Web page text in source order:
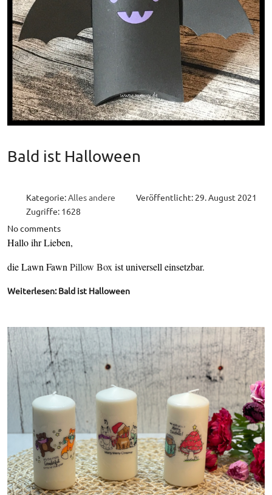
Bald ist Halloween
Kategorie:Alles andere
Veröffentlicht: 29. August 2021
Zugriffe: 1628
No comments
Hallo ihr Lieben,
die Lawn Fawn Pillow Box ist universell einsetzbar.
Weiterlesen: Bald ist Halloween